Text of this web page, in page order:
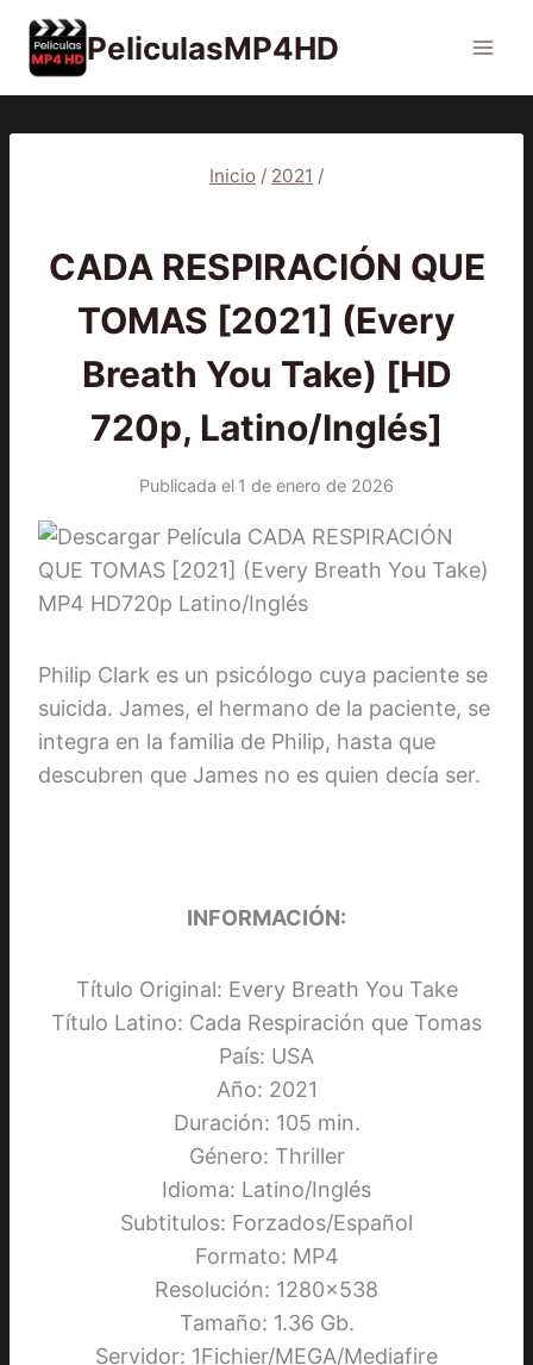
Saltar
contenido
PeliculasMP4HD
Inicio / 2021 /
CADA RESPIRACIÓN QUE
TOMAS [2021] (Every
Breath You Take) [HD
720p, Latino/Inglés]
Publicada el 1 de enero de 2026
Philip Clark es un psicólogo cuya paciente se
suicida. James, el hermano de la paciente, se
integra en la familia de Philip, hasta que
descubren que James no es quien decía ser.
INFORMACIÓN:
Título Original: Every Breath You Take
Título Latino: Cada Respiración que Tomas
País: USA
Año: 2021
Duración: 105 min.
Género: Thriller
Idioma: Latino/Inglés
Subtitulos: Forzados/Español
Formato: MP4
Resolución: 1280×538
Tamaño: 1.36 Gb.
Servidor: 1Fichier/MEGA/Mediafire